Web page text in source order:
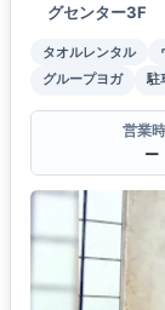
グセンター3F
タオルレンタル
グループヨガ
駐
営業
ー